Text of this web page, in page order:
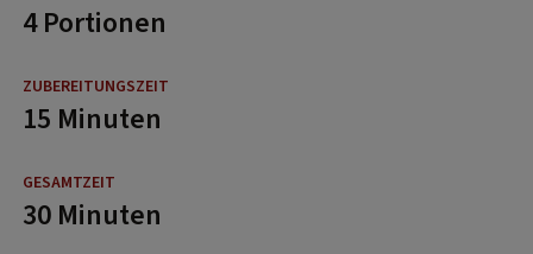
4 Portionen
15 Minuten
30 Minuten